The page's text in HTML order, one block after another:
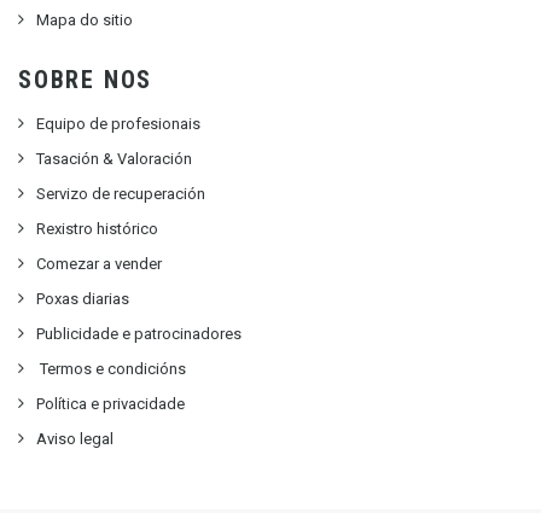
Mapa do sitio
SOBRE NOS
Equipo de profesionais
Tasación & Valoración
Servizo de recuperación
Rexistro histórico
Comezar a vender
Poxas diarias
Publicidade e patrocinadores
Termos e condicións
Política e privacidade
Aviso legal